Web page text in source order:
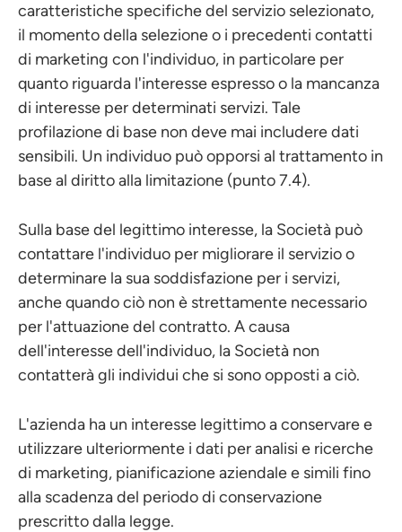
caratteristiche specifiche del servizio selezionato,
il momento della selezione o i precedenti contatti
di marketing con l'individuo, in particolare per
quanto riguarda l'interesse espresso o la mancanza
di interesse per determinati servizi. Tale
profilazione di base non deve mai includere dati
sensibili. Un individuo può opporsi al trattamento in
base al diritto alla limitazione (punto 7.4).
Sulla base del legittimo interesse, la Società può
contattare l'individuo per migliorare il servizio o
determinare la sua soddisfazione per i servizi,
anche quando ciò non è strettamente necessario
per l'attuazione del contratto. A causa
dell'interesse dell'individuo, la Società non
contatterà gli individui che si sono opposti a ciò.
L'azienda ha un interesse legittimo a conservare e
utilizzare ulteriormente i dati per analisi e ricerche
di marketing, pianificazione aziendale e simili fino
alla scadenza del periodo di conservazione
prescritto dalla legge.